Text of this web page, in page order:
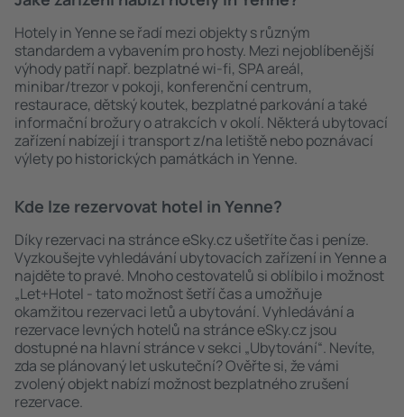
Hotely in Yenne se řadí mezi objekty s různým
standardem a vybavením pro hosty. Mezi nejoblíbenější
výhody patří např. bezplatné wi-fi, SPA areál,
minibar/trezor v pokoji, konferenční centrum,
restaurace, dětský koutek, bezplatné parkování a také
informační brožury o atrakcích v okolí. Některá ubytovací
zařízení nabízejí i transport z/na letiště nebo poznávací
výlety po historických památkách in Yenne.
Kde lze rezervovat hotel in Yenne?
Díky rezervaci na stránce eSky.cz ušetříte čas i peníze.
Vyzkoušejte vyhledávání ubytovacích zařízení in Yenne a
najděte to pravé. Mnoho cestovatelů si oblíbilo i možnost
„Let+Hotel - tato možnost šetří čas a umožňuje
okamžitou rezervaci letů a ubytování. Vyhledávání a
rezervace levných hotelů na stránce eSky.cz jsou
dostupné na hlavní stránce v sekci „Ubytování“. Nevíte,
zda se plánovaný let uskuteční? Ověřte si, že vámi
zvolený objekt nabízí možnost bezplatného zrušení
rezervace.